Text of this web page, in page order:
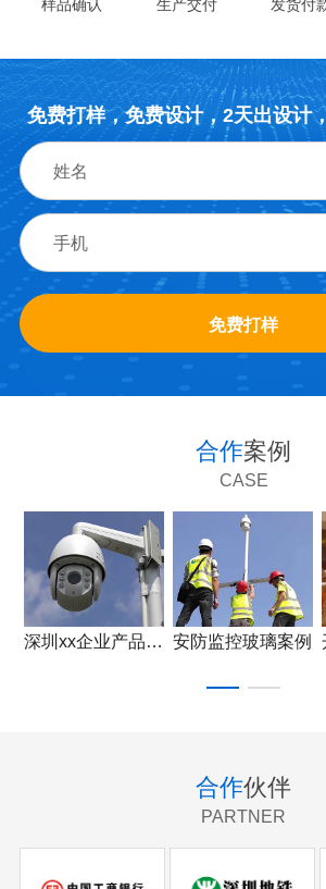
样品确认 生产交付 发货付
免费打样，免费设计，2天出设计
免费打样
合作案例
CASE
深圳xx企业产品应用 安防监控玻璃案例
合作伙伴
PARTNER